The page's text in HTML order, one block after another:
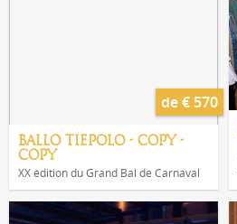
de € 570
BALLO TIEPOLO - COPY -
COPY
XX édition du Grand Bal de Carnaval